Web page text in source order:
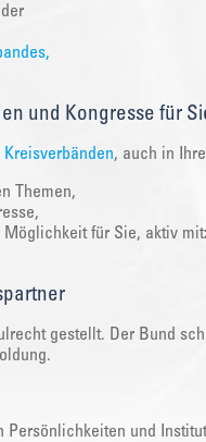
und Kongresse für
, auch in
Themen,
für Sie, aktiv
gestellt. Der Bund
Persönlichkeiten und